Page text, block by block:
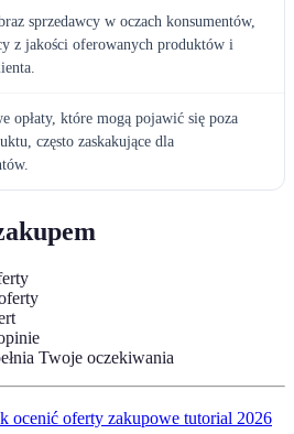
sprzedawcy w oczach konsumentów,
z jakości oferowanych produktów i
opłaty, które mogą pojawić się poza
często zaskakujące dla
Twoje oczekiwania
ocenić oferty zakupowe tutorial 2026